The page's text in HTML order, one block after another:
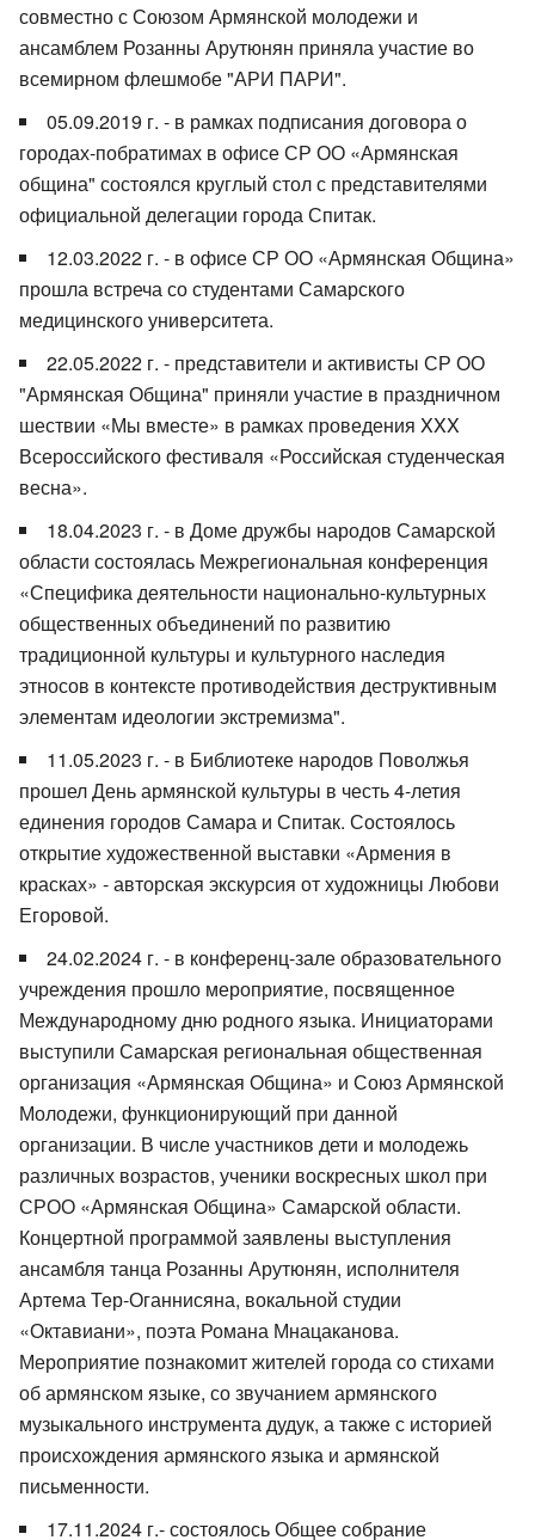
совместно с Союзом Армянской молодежи и
ансамблем Розанны Арутюнян приняла участие во
всемирном флешмобе "АРИ ПАРИ".
05.09.2019 г. - в рамках подписания договора о
городах-побратимах в офисе СР ОО «Армянская
община" состоялся круглый стол с представителями
официальной делегации города Спитак.
12.03.2022 г. - в офисе СР ОО «Армянская Община»
прошла встреча со студентами Самарского
медицинского университета.
22.05.2022 г. - представители и активисты СР ОО
"Армянская Община" приняли участие в праздничном
шествии «Мы вместе» в рамках проведения XXX
Всероссийского фестиваля «Российская студенческая
весна».
18.04.2023 г. - в Доме дружбы народов Самарской
области состоялась Межрегиональная конференция
«Специфика деятельности национально-культурных
общественных объединений по развитию
традиционной культуры и культурного наследия
этносов в контексте противодействия деструктивным
элементам идеологии экстремизма".
11.05.2023 г. - в Библиотеке народов Поволжья
прошел День армянской культуры в честь 4-летия
единения городов Самара и Спитак. Состоялось
открытие художественной выставки «Армения в
красках» - авторская экскурсия от художницы Любови
Егоровой.
24.02.2024 г. - в конференц-зале образовательного
учреждения прошло мероприятие, посвященное
Международному дню родного языка. Инициаторами
выступили Самарская региональная общественная
организация «Армянская Община» и Союз Армянской
Молодежи, функционирующий при данной
организации. В числе участников дети и молодежь
различных возрастов, ученики воскресных школ при
СРОО «Армянская Община» Самарской области.
Концертной программой заявлены выступления
ансамбля танца Розанны Арутюнян, исполнителя
Артема Тер-Оганнисяна, вокальной студии
«Октавиани», поэта Романа Мнацаканова.
Мероприятие познакомит жителей города со стихами
об армянском языке, со звучанием армянского
музыкального инструмента дудук, а также с историей
происхождения армянского языка и армянской
письменности.
17.11.2024 г.- состоялось Общее собрание